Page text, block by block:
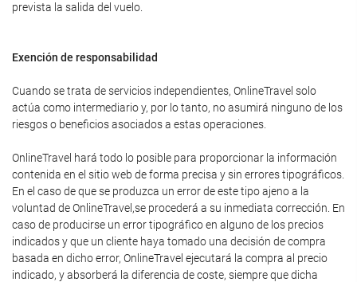
prevista la salida del vuelo.
Exención de responsabilidad
Cuando se trata de servicios independientes, OnlineTravel solo
actúa como intermediario y, por lo tanto, no asumirá ninguno de los
riesgos o beneficios asociados a estas operaciones.
OnlineTravel hará todo lo posible para proporcionar la información
contenida en el sitio web de forma precisa y sin errores tipográficos.
En el caso de que se produzca un error de este tipo ajeno a la
voluntad de OnlineTravel,se procederá a su inmediata corrección. En
caso de producirse un error tipográfico en alguno de los precios
indicados y que un cliente haya tomado una decisión de compra
basada en dicho error, OnlineTravel ejecutará la compra al precio
indicado, y absorberá la diferencia de coste, siempre que dicha